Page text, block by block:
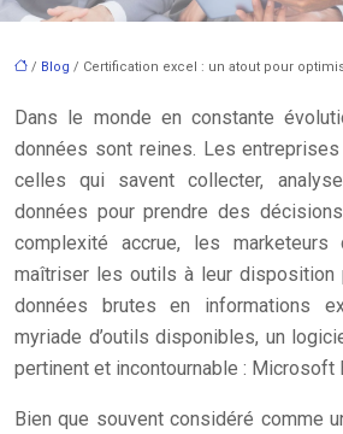
/ Blog / Certification excel : un atout pour
Dans le monde en constante
données sont reines. Les
celles qui savent collecter,
données pour prendre des
complexité accrue, les marketeurs
maîtriser les outils à leur disposition
données brutes en informations
myriade d’outils disponibles, un
pertinent et incontournable : Microsoft
Bien que souvent considéré comme